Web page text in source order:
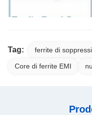
Tag: ferrite di
Core di ferrite EMI